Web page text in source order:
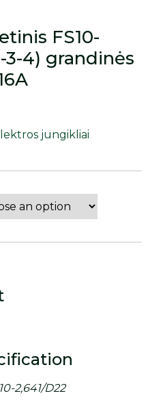
FS10-
3-4) grandinės
jungikliai
2,641/D22